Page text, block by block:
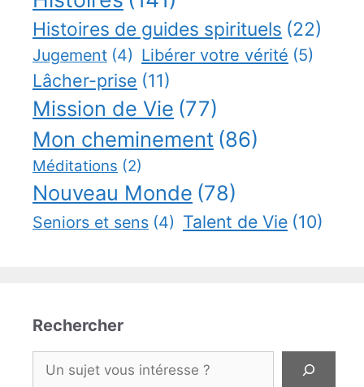
Histoires de guides spirituels (22)
Jugement (4) Libérer votre vérité (5)
Lâcher-prise (11)
Mission de Vie (77)
Mon cheminement (86)
Méditations (2)
Nouveau Monde (78)
Seniors et sens (4) Talent de Vie (10)
Rechercher